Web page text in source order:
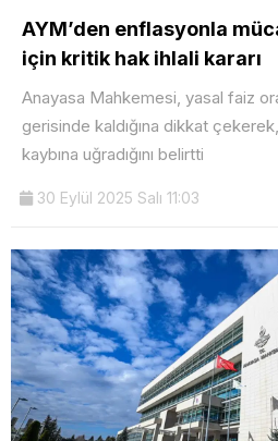
AYM’den enflasyonla
için kritik hak ihlali kararı
Anayasa Mahkemesi, yasal faiz
gerisinde kaldığına dikkat
kaybına uğradığını belirtti
30 Eylül 2025 Salı 11:03